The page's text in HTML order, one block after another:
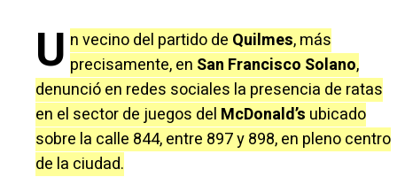
U n vecino del partido de Quilmes, más
precisamente, en San Francisco Solano,
denunció en redes sociales la presencia de ratas
en el sector de juegos del McDonald’s ubicado
sobre la calle 844, entre 897 y 898, en pleno centro
de la ciudad.